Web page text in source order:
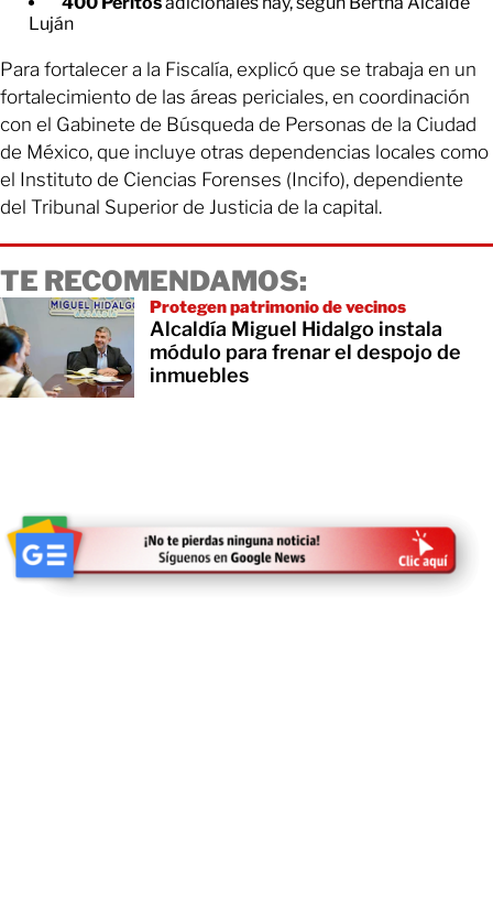
Luján
Para fortalecer a la Fiscalía, explicó que se trabaja en un
fortalecimiento de las áreas periciales, en coordinación
con el Gabinete de Búsqueda de Personas de la Ciudad
de México, que incluye otras dependencias locales como
el Instituto de Ciencias Forenses (Incifo), dependiente
del Tribunal Superior de Justicia de la capital.
TE RECOMENDAMOS:
Protegen patrimonio de vecinos
Alcaldía Miguel Hidalgo instala
módulo para frenar el despojo de
inmuebles